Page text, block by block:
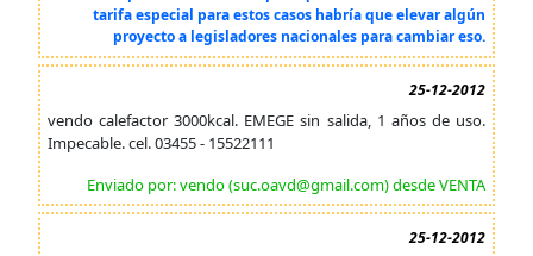
tarifa especial para estos casos habría que elevar algún
proyecto a legisladores nacionales para cambiar eso.
25-12-2012
vendo calefactor 3000kcal. EMEGE sin salida, 1 años de uso.
Impecable. cel. 03455 - 15522111
Enviado por: vendo (suc.oavd@gmail.com) desde VENTA
25-12-2012